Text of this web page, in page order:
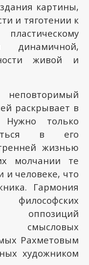
картины,
и тяготении к
живой и
раскрывает в
Нужно только
в его
жизнью
молчании те
человеке, что
Гармония
оппозиций
смысловых
Рахметовым
художником